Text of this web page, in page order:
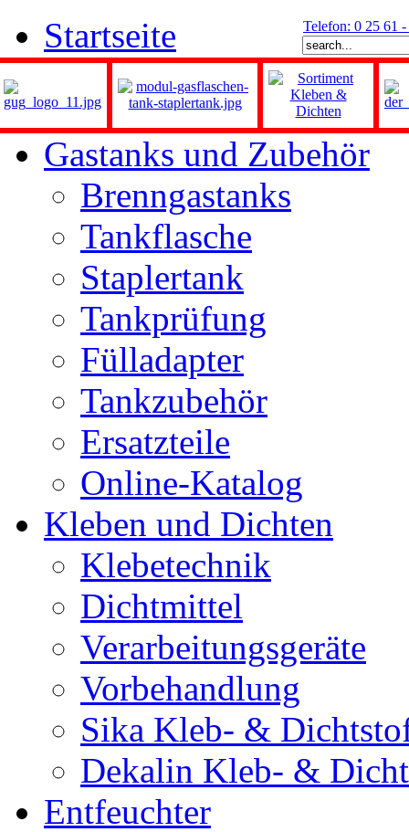
Telefon: 0 25 61
Startseite
Gastanks und Zubehör
Brenngastanks
Tankflasche
Staplertank
Tankprüfung
Fülladapter
Tankzubehör
Ersatzteile
Online-Katalog
Kleben und Dichten
Klebetechnik
Dichtmittel
Verarbeitungsgeräte
Vorbehandlung
Sika Kleb- &
Dekalin Kleb- &
Entfeuchter